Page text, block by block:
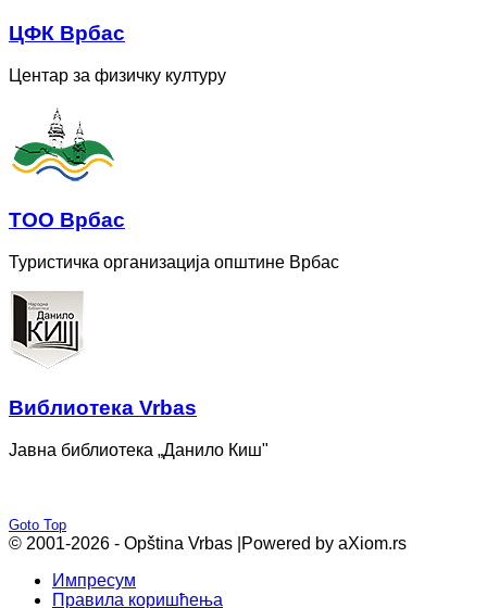
ЦФК Врбас
Центар за физичку културу
ТОО Врбас
Туристичка организација општине Врбас
Bиблиотека Vrbas
Јавна библиотека „Данило Киш"
Goto Top
© 2001-2026 - Opština Vrbas | Powered by aXiom.rs
Импресум
Правила коришћења